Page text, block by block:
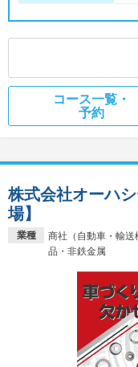
コース一覧・
予約
業種
商社（自動車・輸
品・非鉄金属
株式会社オーハ
場】